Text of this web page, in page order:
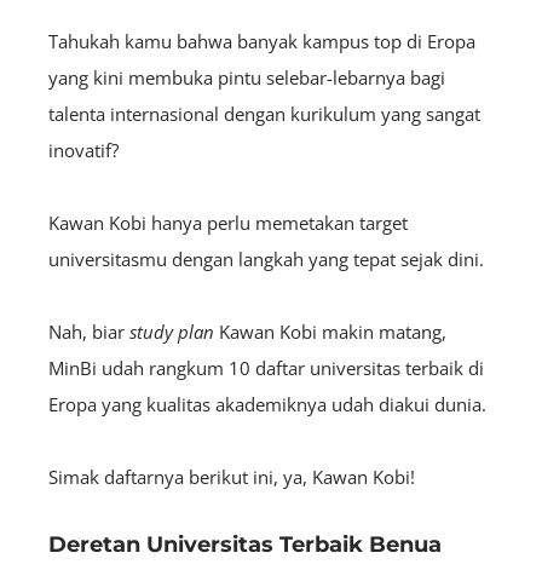
Tahukah kamu bahwa banyak kampus top di Eropa
yang kini membuka pintu selebar-lebarnya bagi
talenta internasional dengan kurikulum yang sangat
inovatif?
Kawan Kobi hanya perlu memetakan target
universitasmu dengan langkah yang tepat sejak dini.
Nah, biar study plan Kawan Kobi makin matang,
MinBi udah rangkum 10 daftar universitas terbaik di
Eropa yang kualitas akademiknya udah diakui dunia.
Simak daftarnya berikut ini, ya, Kawan Kobi!
Deretan Universitas Terbaik Benua